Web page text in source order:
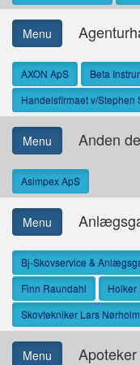
Menu
AXON ApS Beta
Handelsfirmaet v/Stephen
Menu Anden
Asimpex ApS
Menu
Bj-Skovservice &
Finn Raundahl
Holker
Skovtekniker Lars Nørholm
Menu Apoteker